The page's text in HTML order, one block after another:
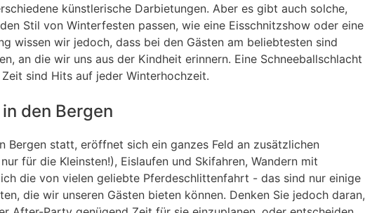
künstlerische Darbietungen. Aber es gibt auch solche,
Stil von Winterfesten passen, wie eine Eisschnitzshow oder eine
wissen wir jedoch, dass bei den Gästen am beliebtesten sind
an die wir uns aus der Kindheit erinnern. Eine Schneeballschlacht
sind Hits auf jeder Winterhochzeit.
den Bergen
Bergen statt, eröffnet sich ein ganzes Feld an zusätzlichen
für die Kleinsten!), Eislaufen und Skifahren, Wandern mit
die von vielen geliebte Pferdeschlittenfahrt - das sind nur einige
die wir unseren Gästen bieten können. Denken Sie jedoch daran,